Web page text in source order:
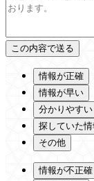
情報が正確
情報が早い
分かりやすい
探していた
その他
情報が不正確